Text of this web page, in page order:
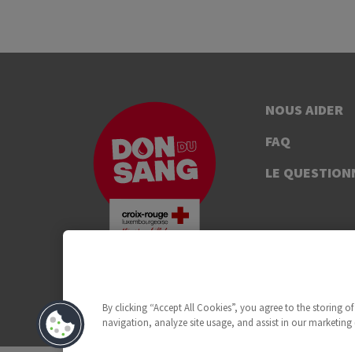
NOUS AIDER
FAQ
LE
By clicking “Accept All Cookies”, you agree to the storing
navigation, analyze site usage, and assist in our marketing